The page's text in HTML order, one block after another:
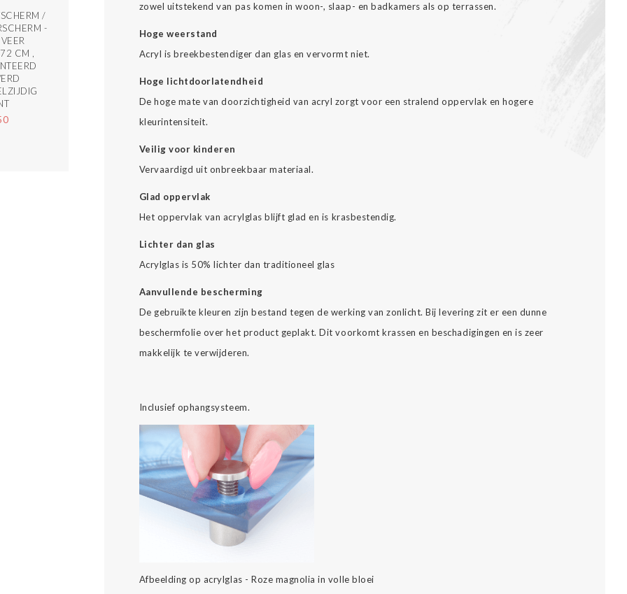
/
-
CM ,
zowel uitstekend van pas komen in woon-, slaap- en badkamers als op terrassen.
Hoge weerstand
Acryl is breekbestendiger dan glas en vervormt niet.
Hoge lichtdoorlatendheid
De hoge mate van doorzichtigheid van acryl zorgt voor een stralend oppervlak en hogere
kleurintensiteit.
Veilig voor kinderen
Vervaardigd uit onbreekbaar materiaal.
Glad oppervlak
Het oppervlak van acrylglas blijft glad en is krasbestendig.
Lichter dan glas
Acrylglas is 50% lichter dan traditioneel glas
Aanvullende bescherming
De gebruikte kleuren zijn bestand tegen de werking van zonlicht. Bij levering zit er een dunne
beschermfolie over het product geplakt. Dit voorkomt krassen en beschadigingen en is zeer
makkelijk te verwijderen.
Inclusief ophangsysteem.
Afbeelding op acrylglas - Roze magnolia in volle bloei